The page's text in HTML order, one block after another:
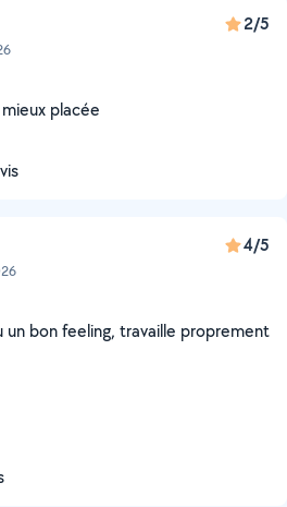
2/5
placée
4/5
un bon feeling, travaille proprement